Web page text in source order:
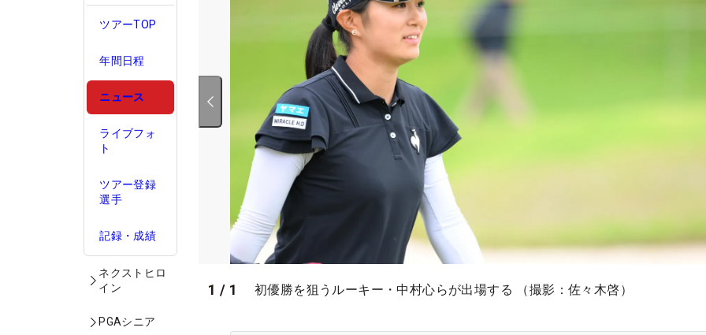
ツアーTOP
年間日程
ニュース
ライブフォ
ト
ツアー登録
選手
記録・成績
ネクストヒロ
イン
PGAシニア
1 / 1 初優勝を狙うルーキー・中村心らが出場する （撮影：佐々木啓）